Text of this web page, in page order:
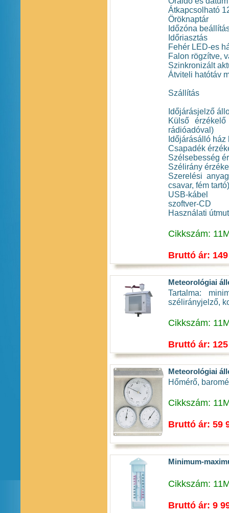
Átkapcsolható
Öröknaptár
Időzóna
Időriasztás
Fehér LED-es
Falon rögzítve,
Szinkronizált
Átviteli hatótáv
Szállítás
Időjárásjelző
Külső
rádióadóval)
Időjárásálló
Csapadék
Szélsebesség
Szélirány
Szerelési
csavar, fém tartó)
USB-kábel
szoftver-CD
Használati
Cikkszám:
Bruttó ár:
Meteorológiai
Tartalma:
szélirányjelző,
Cikkszám:
Bruttó ár:
Meteorológiai
Hőmérő,
Cikkszám:
Bruttó ár: 59
Minimum-
Cikkszám:
Bruttó ár: 9